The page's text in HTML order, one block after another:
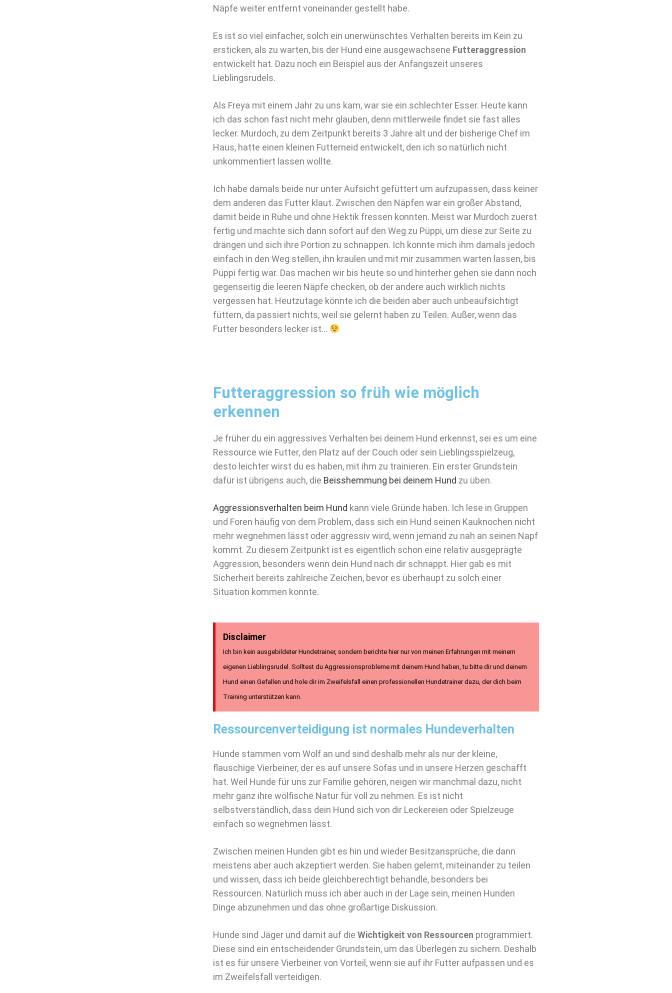
Näpfe weiter entfernt voneinander gestellt habe.
Es ist so viel einfacher, solch ein unerwünschtes Verhalten bereits im Kein zu
ersticken, als zu warten, bis der Hund eine ausgewachsene Futteraggression
entwickelt hat. Dazu noch ein Beispiel aus der Anfangszeit unseres
Lieblingsrudels.
Als Freya mit einem Jahr zu uns kam, war sie ein schlechter Esser. Heute kann
ich das schon fast nicht mehr glauben, denn mittlerweile findet sie fast alles
lecker. Murdoch, zu dem Zeitpunkt bereits 3 Jahre alt und der bisherige Chef im
Haus, hatte einen kleinen Futterneid entwickelt, den ich so natürlich nicht
unkommentiert lassen wollte.
Ich habe damals beide nur unter Aufsicht gefüttert um aufzupassen, dass keiner
dem anderen das Futter klaut. Zwischen den Näpfen war ein großer Abstand,
damit beide in Ruhe und ohne Hektik fressen konnten. Meist war Murdoch zuerst
fertig und machte sich dann sofort auf den Weg zu Püppi, um diese zur Seite zu
drängen und sich ihre Portion zu schnappen. Ich konnte mich ihm damals jedoch
einfach in den Weg stellen, ihn kraulen und mit mir zusammen warten lassen, bis
Püppi fertig war. Das machen wir bis heute so und hinterher gehen sie dann noch
gegenseitig die leeren Näpfe checken, ob der andere auch wirklich nichts
vergessen hat. Heutzutage könnte ich die beiden aber auch unbeaufsichtigt
füttern, da passiert nichts, weil sie gelernt haben zu Teilen. Außer, wenn das
Futter besonders lecker ist…
Futteraggression so früh wie möglich
erkennen
Je früher du ein aggressives Verhalten bei deinem Hund erkennst, sei es um eine
Ressource wie Futter, den Platz auf der Couch oder sein Lieblingsspielzeug,
desto leichter wirst du es haben, mit ihm zu trainieren. Ein erster Grundstein
dafür ist übrigens auch, die Beisshemmung bei deinem Hund zu üben.
Aggressionsverhalten beim Hund kann viele Gründe haben. Ich lese in Gruppen
und Foren häufig von dem Problem, dass sich ein Hund seinen Kauknochen nicht
mehr wegnehmen lässt oder aggressiv wird, wenn jemand zu nah an seinen Napf
kommt. Zu diesem Zeitpunkt ist es eigentlich schon eine relativ ausgeprägte
Aggression, besonders wenn dein Hund nach dir schnappt. Hier gab es mit
Sicherheit bereits zahlreiche Zeichen, bevor es überhaupt zu solch einer
Situation kommen konnte.
Disclaimer
Ich bin kein ausgebildeter Hundetrainer, sondern berichte hier nur von meinen Erfahrungen mit meinem
eigenen Lieblingsrudel. Solltest du Aggressionsprobleme mit deinem Hund haben, tu bitte dir und deinem
Hund einen Gefallen und hole dir im Zweifelsfall einen professionellen Hundetrainer dazu, der dich beim
Training unterstützen kann.
Ressourcenverteidigung ist normales Hundeverhalten
Hunde stammen vom Wolf an und sind deshalb mehr als nur der kleine,
flauschige Vierbeiner, der es auf unsere Sofas und in unsere Herzen geschafft
hat. Weil Hunde für uns zur Familie gehören, neigen wir manchmal dazu, nicht
mehr ganz ihre wölfische Natur für voll zu nehmen. Es ist nicht
selbstverständlich, dass dein Hund sich von dir Leckereien oder Spielzeuge
einfach so wegnehmen lässt.
Zwischen meinen Hunden gibt es hin und wieder Besitzansprüche, die dann
meistens aber auch akzeptiert werden. Sie haben gelernt, miteinander zu teilen
und wissen, dass ich beide gleichberechtigt behandle, besonders bei
Ressourcen. Natürlich muss ich aber auch in der Lage sein, meinen Hunden
Dinge abzunehmen und das ohne großartige Diskussion.
Hunde sind Jäger und damit auf die Wichtigkeit von Ressourcen programmiert.
Diese sind ein entscheidender Grundstein, um das Überlegen zu sichern. Deshalb
ist es für unsere Vierbeiner von Vorteil, wenn sie auf ihr Futter aufpassen und es
im Zweifelsfall verteidigen.